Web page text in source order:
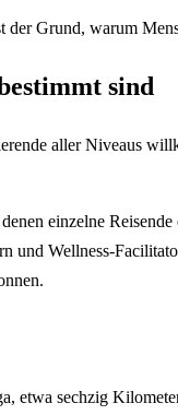
der Grund, warum
sind
aller Niveaus
einzelne
und Wellness-
etwa sechzig